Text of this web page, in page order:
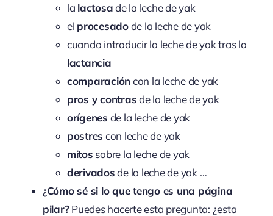
la lactosade la leche de yak
el procesadode la leche de yak
cuando introducir la leche de yak tras la
lactancia
comparacióncon la leche de yak
pros y contrasde la leche de yak
orígenes de la leche de yak
postres con leche de yak
mitos sobre la leche de yak
derivadosde la leche de yak …
¿Cómo sé si lo que tengo es una página
pilar?Puedes hacerte esta pregunta: ¿esta